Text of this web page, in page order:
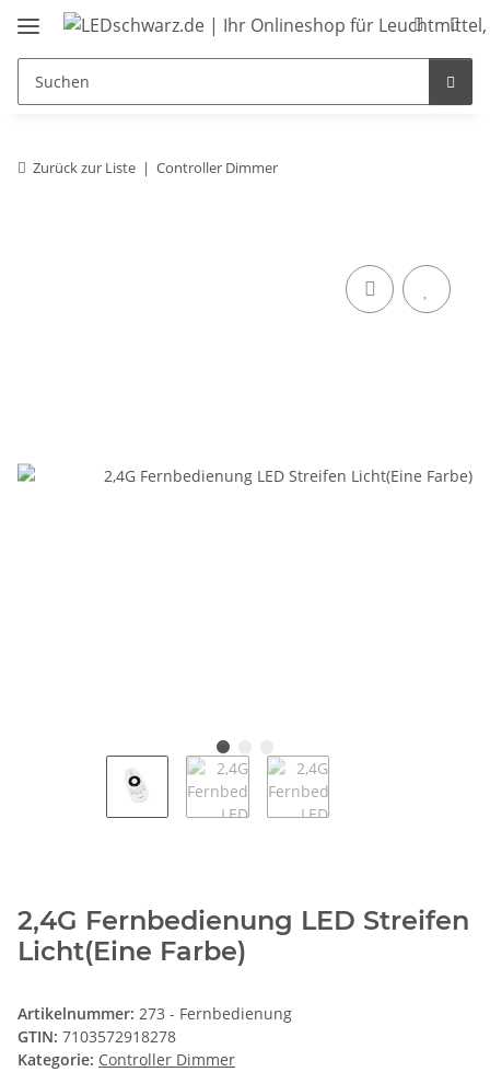
Zurück zur Liste Controller Dimmer
2,4G Fernbedienung LED Streifen
Licht(Eine Farbe)
Artikelnummer: 273 - Fernbedienung
GTIN: 7103572918278
Kategorie: Controller Dimmer